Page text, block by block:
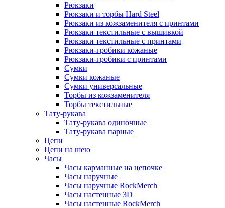
Рюкзаки
Рюкзаки и торбы Hard Steel
Рюкзаки из кожзаменителя с принтами
Рюкзаки текстильные с вышивкой
Рюкзаки текстильные с принтами
Рюкзаки-гробики кожаные
Рюкзаки-гробики с принтами
Сумки
Сумки кожаные
Сумки универсальные
Торбы из кожзаменителя
Торбы текстильные
Тату-рукава
Тату-рукава одиночные
Тату-рукава парные
Цепи
Цепи на шею
Часы
Часы карманные на цепочке
Часы наручные
Часы наручные RockMerch
Часы настенные 3D
Часы настенные RockMerch